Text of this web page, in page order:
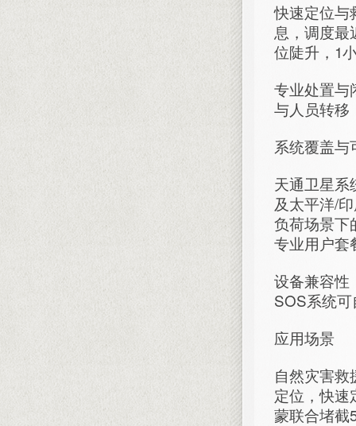
快速定位与
息，调度最
位陡升，1
专业处置与
与人员转移
系统覆盖与
天通卫星系
及太平洋/
负荷场景下
专业用户套
设备兼容性
SOS系统
应用场景
自然灾害
定位，快速
蒙联合堵截